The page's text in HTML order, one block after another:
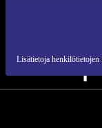
Lisätietoja henkilötietojen